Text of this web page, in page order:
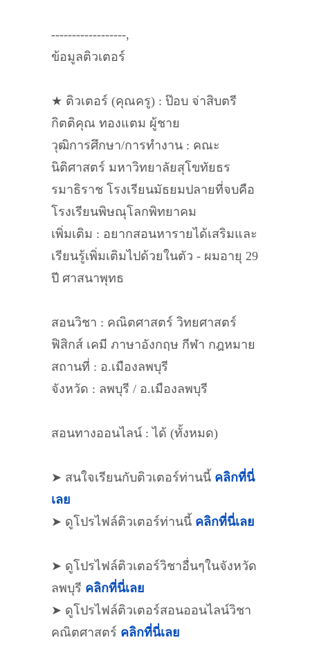
------------------,
ข้อมูลติวเตอร์
★ ติวเตอร์ (คุณครู) : ป๊อบ จ่าสิบตรี
กิตติคุณ ทองแตม ผู้ชาย
วุฒิการศึกษา/การทำงาน : คณะ
นิติศาสตร์ มหาวิทยาลัยสุโขทัยธร
รมาธิราช โรงเรียนมัธยมปลายที่จบคือ
โรงเรียนพิษณุโลกพิทยาคม
เพิ่มเติม : อยากสอนหารายได้เสริมและ
เรียนรู้เพิ่มเติมไปด้วยในตัว - ผมอายุ 29
ปี ศาสนาพุทธ
สอนวิชา : คณิตศาสตร์ วิทยศาสตร์
ฟิสิกส์ เคมี ภาษาอังกฤษ กีฬา กฎหมาย
สถานที่ : อ.เมืองลพบุรี
จังหวัด : ลพบุรี / อ.เมืองลพบุรี
สอนทางออนไลน์ : ได้ (ทั้งหมด)
➤ สนใจเรียนกับติวเตอร์ท่านนี้ คลิกที่นี่
เลย
➤ ดูโปรไฟล์ติวเตอร์ท่านนี้ คลิกที่นี่เลย
➤ ดูโปรไฟล์ติวเตอร์วิชาอื่นๆในจังหวัด
ลพบุรี คลิกที่นี่เลย
➤ ดูโปรไฟล์ติวเตอร์สอนออนไลน์วิชา
คณิตศาสตร์ คลิกที่นี่เลย